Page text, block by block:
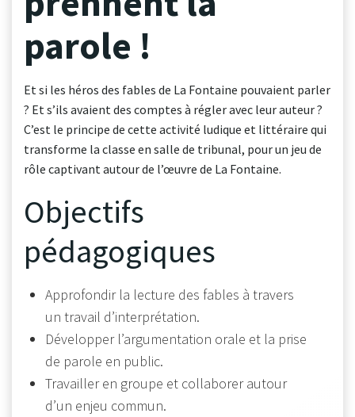
parole !
Et si les héros des fables de La Fontaine pouvaient parler
? Et s’ils avaient des comptes à régler avec leur auteur ?
C’est le principe de cette activité ludique et littéraire qui
transforme la classe en salle de tribunal, pour un jeu de
rôle captivant autour de l’œuvre de La Fontaine.
Objectifs
pédagogiques
Approfondir la lecture des fables à travers
un travail d’interprétation.
Développer l’argumentation orale et la prise
de parole en public.
Travailler en groupe et collaborer autour
d’un enjeu commun.